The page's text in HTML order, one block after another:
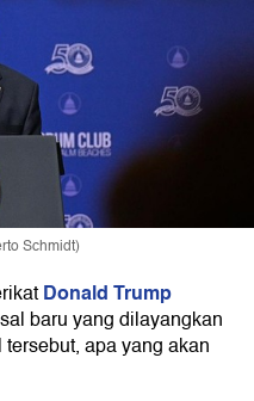
Schmidt)
Donald Trump
baru yang dilayangkan
apa yang akan